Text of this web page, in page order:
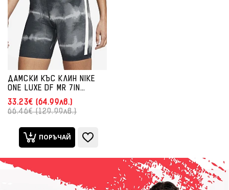
ДАМСКИ КЪС КЛИН NIKE
ONE LUXE DF MR 7IN
SHORT BLACK
33.23€ (64.99лв.)
66.46€ (129.99лв.)
ПОРЪЧАЙ